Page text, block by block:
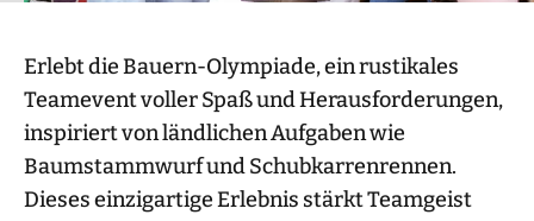
Erlebt die Bauern-Olympiade, ein rustikales
Teamevent voller Spaß und Herausforderungen,
inspiriert von ländlichen Aufgaben wie
Baumstammwurf und Schubkarrenrennen.
Dieses einzigartige Erlebnis stärkt Teamgeist